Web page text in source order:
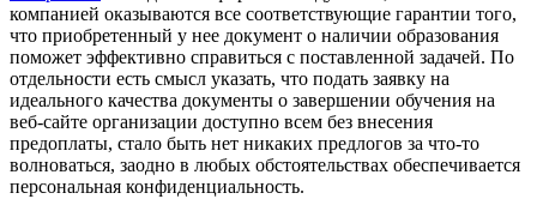
компанией оказываются все соответствующие гарантии того,
что приобретенный у нее документ о наличии образования
поможет эффективно справиться с поставленной задачей. По
отдельности есть смысл указать, что подать заявку на
идеального качества документы о завершении обучения на
веб-сайте организации доступно всем без внесения
предоплаты, стало быть нет никаких предлогов за что-то
волноваться, заодно в любых обстоятельствах обеспечивается
персональная конфиденциальность.